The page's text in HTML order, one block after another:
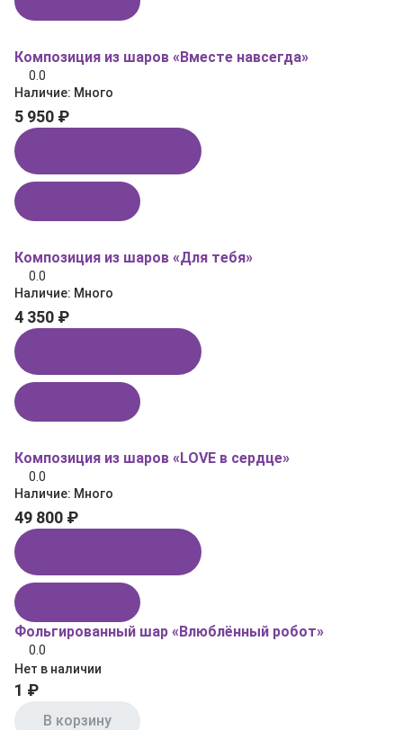
Композиция из шаров «Вместе навсегда»
0.0
Наличие: Много
5 950 ₽
Композиция из шаров «Для тебя»
0.0
Наличие: Много
4 350 ₽
Композиция из шаров «LOVE в сердце»
0.0
Наличие: Много
49 800 ₽
Фольгированный шар «Влюблённый робот»
0.0
Нет в наличии
1 ₽
В корзину